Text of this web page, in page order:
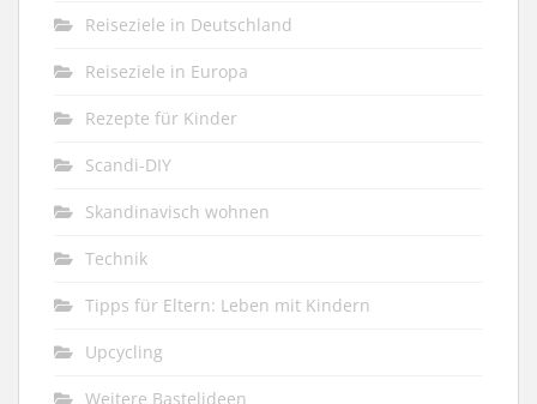
Reiseziele in Deutschland
Reiseziele in Europa
Rezepte für Kinder
Scandi-DIY
Skandinavisch wohnen
Technik
Tipps für Eltern: Leben mit Kindern
Upcycling
Weitere Bastelideen